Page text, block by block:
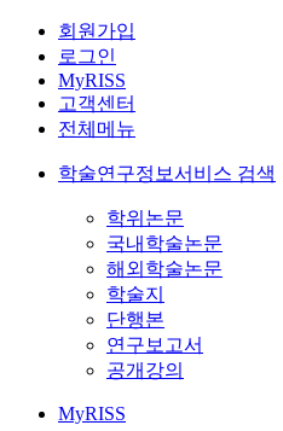
회원가입
로그인
MyRISS
고객센터
전체메뉴
학술연구정보서비스 검색
학위논문
국내학술논문
해외학술논문
학술지
단행본
연구보고서
공개강의
MyRISS